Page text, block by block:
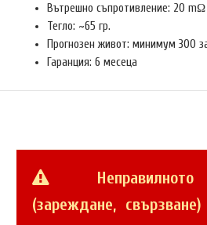
Вътрешно съпротивление: 20 mΩ
Тегло: ~65 гр.
Прогнозен живот: минимум 300
Гаранция: 6 месеца
Неправилното
(зареждане,